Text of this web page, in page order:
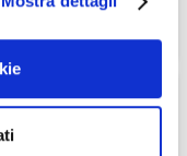
gusto incredibile del
Dieta Zero
3 Pezzi